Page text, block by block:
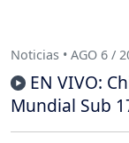
Noticias • AGO 6 /
EN VIVO:
Mundial Sub